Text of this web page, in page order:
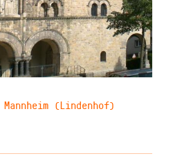
(Lindenhof)